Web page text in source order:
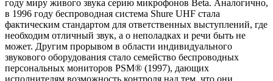
году миру живого звука серию микрофонов Beta. Аналогично,
в 1996 году беспроводная система Shure UHF стала
фактическим стандартом для ответственных выступлений, где
необходим отличный звук, а о неполадках и речи быть не
может. Другим прорывом в области индивидуального
звукового оборудования стало семейство беспроводных
персональных мониторов PSM® (1997), дающих
исполнителям возможность контроля над тем, что они